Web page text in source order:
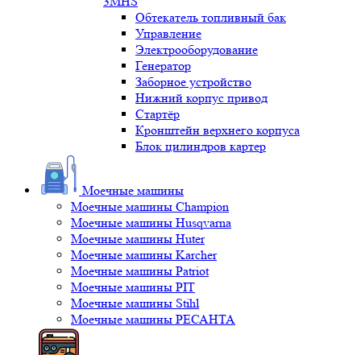
Обтекатель топливный бак
Управление
Электрооборудование
Генератор
Заборное устройство
Нижний корпус привод
Стартёр
Кронштейн верхнего корпуса
Блок цилиндров картер
Моечные машины
Моечные машины Champion
Моечные машины Husqvarna
Моечные машины Huter
Моечные машины Karcher
Моечные машины Patriot
Моечные машины PIT
Моечные машины Stihl
Моечные машины РЕСАНТА